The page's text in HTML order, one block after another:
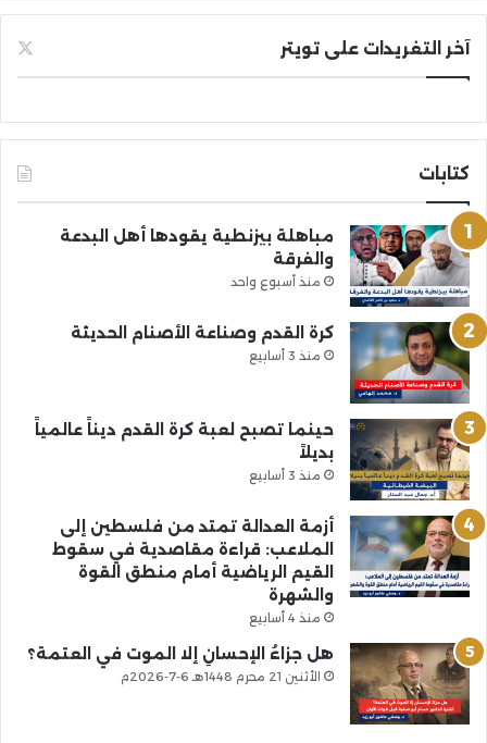
آخر التغريدات على تويتر
كتابات
مباهلة بيزنطية يقودها أهل البدعة
والفرقة
منذ أسبوع واحد
كرة القدم وصناعة الأصنام الحديثة
منذ 3 أسابيع
حينما تصبح لعبة كرة القدم ديناً عالمياً
بديلاً
منذ 3 أسابيع
أزمة العدالة تمتد من فلسطين إلى
الملاعب: قراءة مقاصدية في سقوط
القيم الرياضية أمام منطق القوة
والشهرة
منذ 4 أسابيع
هل جزاءُ الإحسانِ إلا الموت في العتمة؟
الأثنين 21 محرم 1448هـ 6-7-2026م